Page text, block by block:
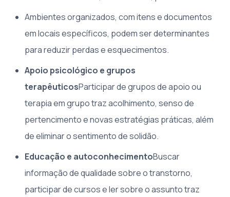
Ambientes organizados, com itens e documentos
em locais específicos, podem ser determinantes
para reduzir perdas e esquecimentos.
Apoio psicológico e grupos
terapêuticosParticipar de grupos de apoio ou
terapia em grupo traz acolhimento, senso de
pertencimento e novas estratégias práticas, além
de eliminar o sentimento de solidão.
Educação e autoconhecimentoBuscar
informação de qualidade sobre o transtorno,
participar de cursos e ler sobre o assunto traz